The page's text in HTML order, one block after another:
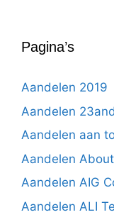
Pagina’s
Aandelen 2019
Aandelen
Aandelen aan
Aandelen
Aandelen AIG
Aandelen ALI